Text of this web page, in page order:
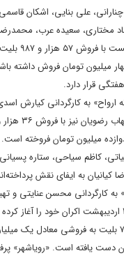
علی بنایی، اشکان
مختاری، سعیده عرب،
پوریا
میلیون تومان فروش داشته
قرار دارد.
ارواح» به کارگردانی کیارش
میلیون تومان فروخته است.
کاظم سیاحی، ستاره
به ایفای نقش
به کارگردانی محسن عنایتی و
حسن‌آبادی که از ۳ اردیبهشت اکران خود را
فروش ۲۹ هزار ۷۶۶ بلیت به فروشی معادل
دست یافته است. «رویاشهر»